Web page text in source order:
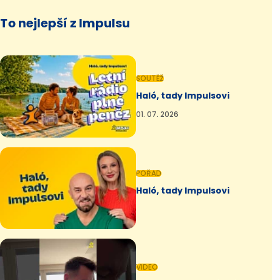
To nejlepší z Impulsu
SOUTĚŽ
Haló, tady Impulsovi
01. 07. 2026
POŘAD
Haló, tady Impulsovi
VIDEO